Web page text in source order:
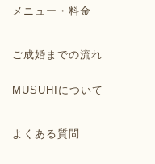
メニュー・料金
ご成婚までの流れ
MUSUHIについて
よくある質問